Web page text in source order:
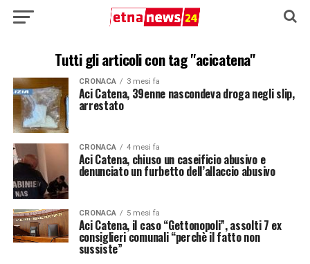
Tutti gli articoli con tag "acicatena"
CRONACA 3 mesi fa
Aci Catena, 39enne nascondeva droga negli slip,
arrestato
CRONACA 4 mesi fa
Aci Catena, chiuso un caseificio abusivo e
denunciato un furbetto dell’allaccio abusivo
CRONACA 5 mesi fa
Aci Catena, il caso “Gettonopoli”, assolti 7 ex
consiglieri comunali “perchè il fatto non
sussiste”